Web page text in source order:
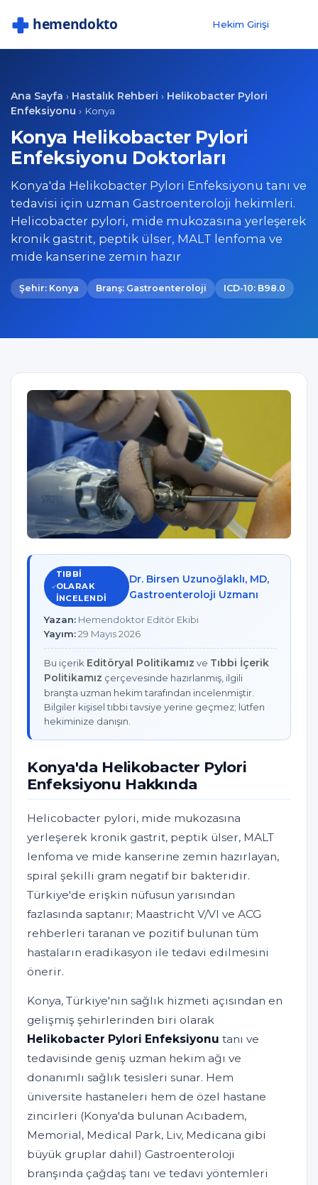
Hekim Girişi
Ana Sayfa › Hastalık Rehberi › Helikobacter Pylori
Enfeksiyonu › Konya
Konya Helikobacter Pylori
Enfeksiyonu Doktorları
Konya'da Helikobacter Pylori Enfeksiyonu tanı ve
tedavisi için uzman Gastroenteroloji hekimleri.
Helicobacter pylori, mide mukozasına yerleşerek
kronik gastrit, peptik ülser, MALT lenfoma ve
mide kanserine zemin hazır
Şehir: Konya Branş: Gastroenteroloji ICD-10: B98.0
TIBBI
OLARAK
INCELENDI
Dr. Birsen Uzunoğlaklı, MD,
Gastroenteroloji Uzmanı
Yazan: Hemendoktor Editör Ekibi
Yayım:29 Mayıs 2026
Bu içerik Editöryal Politikamız ve Tıbbi İçerik
Politikamız çerçevesinde hazırlanmış, ilgili
branşta uzman hekim tarafından incelenmiştir.
Bilgiler kişisel tıbbi tavsiye yerine geçmez; lütfen
hekiminize danışın.
Konya'da Helikobacter Pylori
Enfeksiyonu Hakkında
Helicobacter pylori, mide mukozasına
yerleşerek kronik gastrit, peptik ülser, MALT
lenfoma ve mide kanserine zemin hazırlayan,
spiral şekilli gram negatif bir bakteridir.
Türkiye'de erişkin nüfusun yarısından
fazlasında saptanır; Maastricht V/VI ve ACG
rehberleri taranan ve pozitif bulunan tüm
hastaların eradikasyon ile tedavi edilmesini
önerir.
Konya, Türkiye'nin sağlık hizmeti açısından en
gelişmiş şehirlerinden biri olarak
Helikobacter Pylori Enfeksiyonu tanı ve
tedavisinde geniş uzman hekim ağı ve
donanımlı sağlık tesisleri sunar. Hem
üniversite hastaneleri hem de özel hastane
zincirleri (Konya'da bulunan Acıbadem,
Memorial, Medical Park, Liv, Medicana gibi
büyük gruplar dahil) Gastroenteroloji
branşında çağdaş tanı ve tedavi yöntemleri